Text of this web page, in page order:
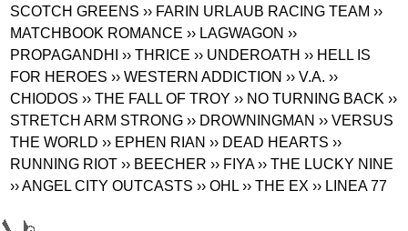
SCOTCH GREENS ›› FARIN URLAUB RACING TEAM ››
MATCHBOOK ROMANCE ›› LAGWAGON ››
PROPAGANDHI
›› THRICE ›› UNDEROATH ›› HELL IS
FOR HEROES ›› WESTERN ADDICTION ›› V.A. ››
CHIODOS ›› THE FALL OF TROY ›› NO TURNING BACK ››
STRETCH ARM STRONG ›› DROWNINGMAN ›› VERSUS
THE WORLD ›› EPHEN RIAN ›› DEAD HEARTS ››
RUNNING RIOT ›› BEECHER ›› FIYA ›› THE LUCKY NINE
›› ANGEL CITY OUTCASTS ›› OHL ›› THE EX ›› LINEA 77